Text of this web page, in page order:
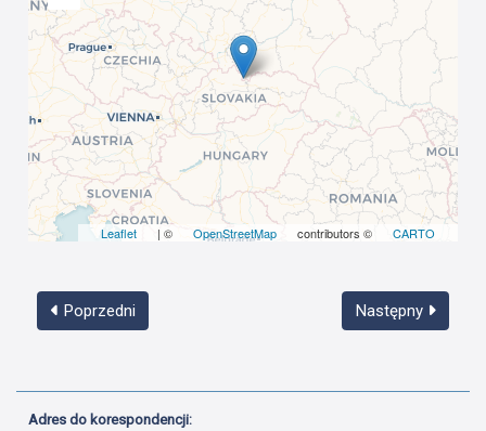
Leaflet | © OpenStreetMap contributors © CARTO
Poprzedni Następny
Adres do korespondencji: